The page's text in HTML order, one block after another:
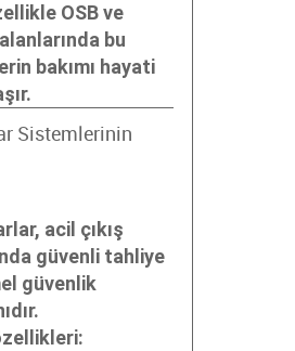
OSB ve
bu
bakımı hayati
Sistemlerinin
acil çıkış
güvenli tahliye
güvenlik